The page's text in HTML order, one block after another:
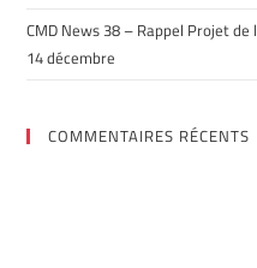
CMD News 38 – Rappel Projet
14 décembre
COMMENTAIRES RÉCENTS